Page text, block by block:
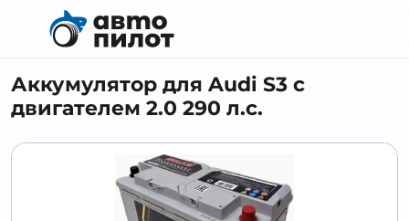
Аккумулятор для Audi S3 с
двигателем 2.0 290 л.c.